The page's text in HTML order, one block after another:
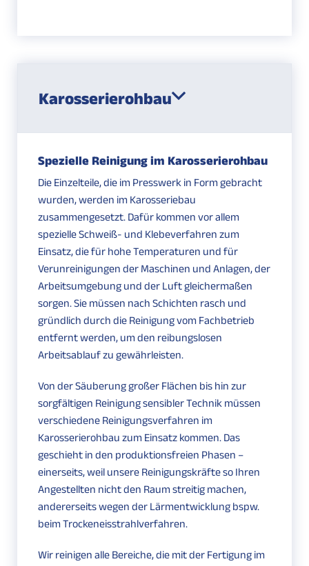
Karosserierohbau
Spezielle Reinigung im Karosserierohbau
Die Einzelteile, die im Presswerk in Form gebracht
wurden, werden im Karosseriebau
zusammengesetzt. Dafür kommen vor allem
spezielle Schweiß- und Klebeverfahren zum
Einsatz, die für hohe Temperaturen und für
Verunreinigungen der Maschinen und Anlagen, der
Arbeitsumgebung und der Luft gleichermaßen
sorgen. Sie müssen nach Schichten rasch und
gründlich durch die Reinigung vom Fachbetrieb
entfernt werden, um den reibungslosen
Arbeitsablauf zu gewährleisten.
Von der Säuberung großer Flächen bis hin zur
sorgfältigen Reinigung sensibler Technik müssen
verschiedene Reinigungsverfahren im
Karosserierohbau zum Einsatz kommen. Das
geschieht in den produktionsfreien Phasen –
einerseits, weil unsere Reinigungskräfte so Ihren
Angestellten nicht den Raum streitig machen,
andererseits wegen der Lärmentwicklung bspw.
beim Trockeneisstrahlverfahren.
Wir reinigen alle Bereiche, die mit der Fertigung im